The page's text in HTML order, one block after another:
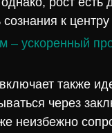
к
– ускоренный
также
через
неизбежно